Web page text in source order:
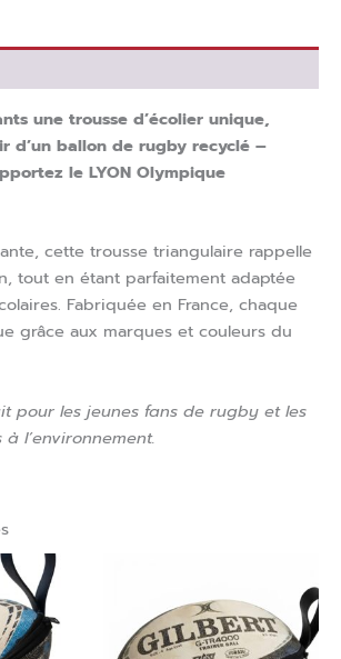
une trousse d’écolier unique,
d’un ballon de rugby recyclé –
le LYON Olympique
cette trousse triangulaire rappelle
tout en étant parfaitement adaptée
Fabriquée en France, chaque
grâce aux marques et couleurs du
pour les jeunes fans de rugby et les
l’environnement.